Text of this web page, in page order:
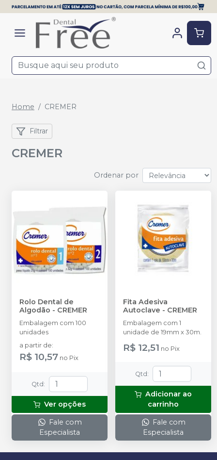
Home CREMER
Filtrar
CREMER
Ordenar por
Rolo Dental de
Algodão - CREMER
Embalagem com 100
unidades
a partir de:
R$ 10,57 no Pix
Qtd :
Ver opções
Fale com
Especialista
Fita Adesiva
Autoclave - CREMER
Embalagem com 1
unidade de 19mm x 30m.
R$ 12,51 no Pix
Qtd :
Adicionar ao
carrinho
Fale com
Especialista